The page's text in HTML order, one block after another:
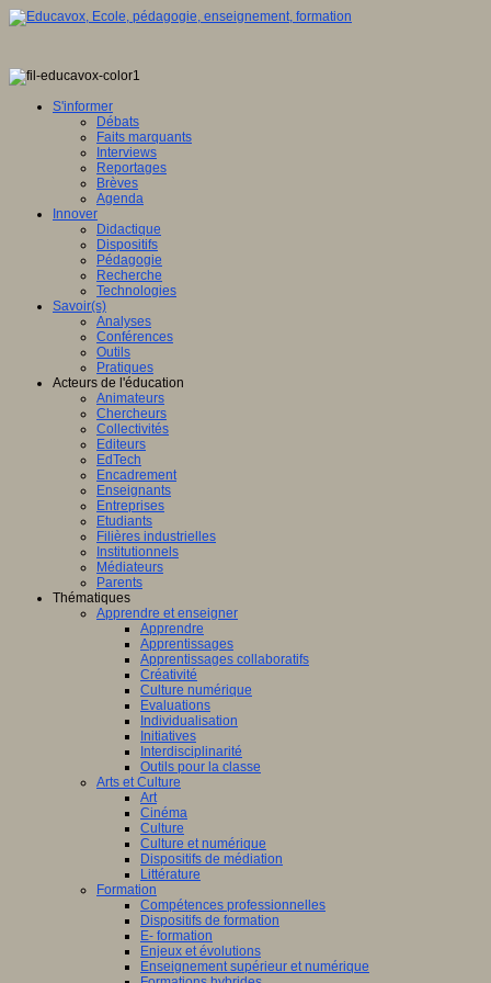
S'informer
Débats
Faits marquants
Interviews
Reportages
Brèves
Agenda
Innover
Didactique
Dispositifs
Pédagogie
Recherche
Technologies
Savoir(s)
Analyses
Conférences
Outils
Pratiques
Acteurs de l'éducation
Animateurs
Chercheurs
Collectivités
Editeurs
EdTech
Encadrement
Enseignants
Entreprises
Etudiants
Filières industrielles
Institutionnels
Médiateurs
Parents
Thématiques
Apprendre et enseigner
Apprendre
Apprentissages
Apprentissages collaboratifs
Créativité
Culture numérique
Evaluations
Individualisation
Initiatives
Interdisciplinarité
Outils pour la classe
Arts et Culture
Art
Cinéma
Culture
Culture et numérique
Dispositifs de médiation
Littérature
Formation
Compétences professionnelles
Dispositifs de formation
E- formation
Enjeux et évolutions
Enseignement supérieur et numérique